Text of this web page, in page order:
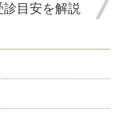
目安を解説